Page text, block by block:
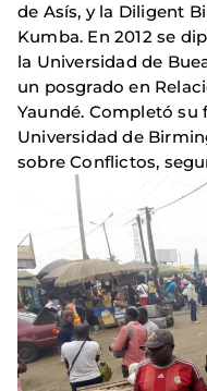
de Asís, y la Diligent
Kumba. En 2012 se
la Universidad de
un posgrado en
Yaundé. Completó su
Universidad de
sobre Conflictos,